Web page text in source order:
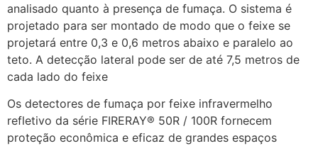
analisado quanto à presença de fumaça. O sistema é
projetado para ser montado de modo que o feixe se
projetará entre 0,3 e 0,6 metros abaixo e paralelo ao
teto. A detecção lateral pode ser de até 7,5 metros de
cada lado do feixe
Os detectores de fumaça por feixe infravermelho
refletivo da série FIRERAY® 50R / 100R fornecem
proteção econômica e eficaz de grandes espaços